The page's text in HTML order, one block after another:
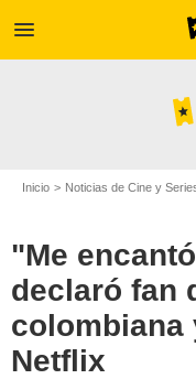
menu
Inicio Noticias de Cine y
"Me
declaró fan
colombiana
Netflix